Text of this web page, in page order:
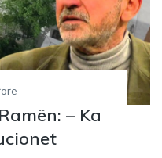
– Ka